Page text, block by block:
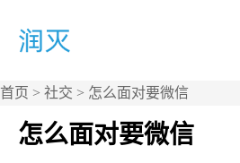
首页 > 社交 > 怎么面对要微信
怎么面对要微信